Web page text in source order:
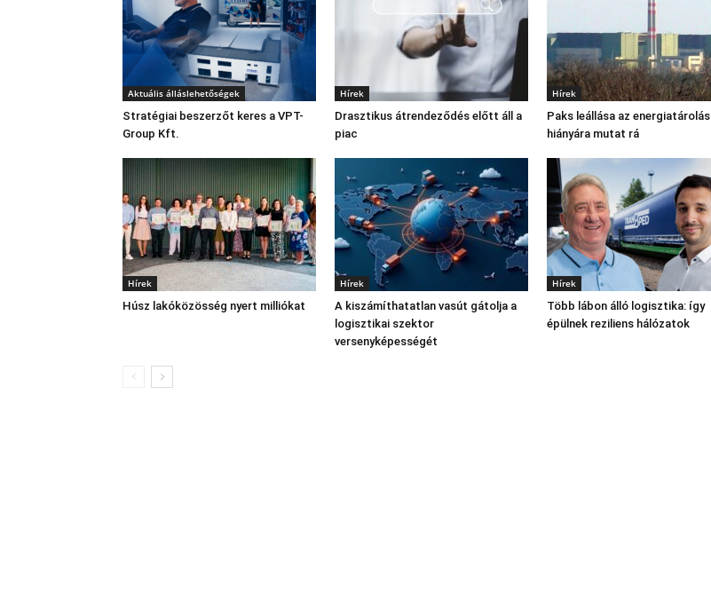
Aktuális álláslehetőségek
Stratégiai beszerzőt keres a VPT-
Group Kft.
Hírek
Drasztikus átrendeződés előtt áll a
piac
Hírek
Paks leállása az energiatárolás
hiányára mutat rá
Hírek
Húsz lakóközösség nyert milliókat
Hírek
A kiszámíthatatlan vasút gátolja a
logisztikai szektor
versenyképességét
Hírek
Több lábon álló logisztika: így
épülnek reziliens hálózatok